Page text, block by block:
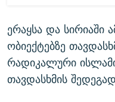
ერაყსა და სირიაში
ობიექტებზე
რადიკალური
თავდასხმის